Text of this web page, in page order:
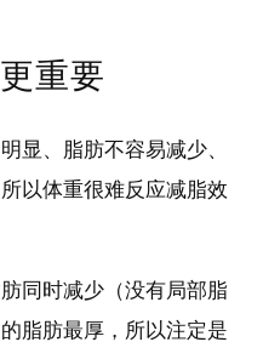
重要
显、脂肪不容易减少、
以体重很难反应减脂效
同时减少（没有局部脂
脂肪最厚，所以注定是